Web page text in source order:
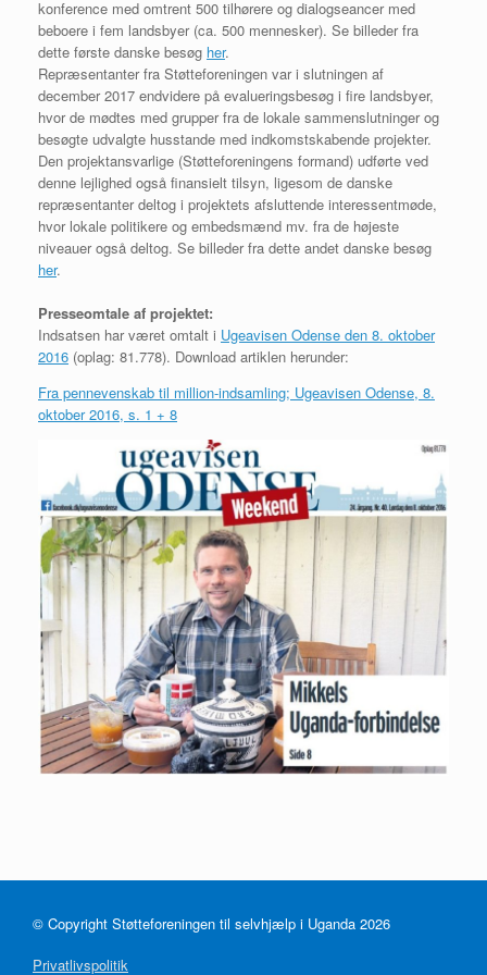
konference med omtrent 500 tilhørere og dialogseancer med
beboere i fem landsbyer (ca. 500 mennesker). Se billeder fra
dette første danske besøg her.
Repræsentanter fra Støtteforeningen var i slutningen af
december 2017 endvidere på evalueringsbesøg i fire landsbyer,
hvor de mødtes med grupper fra de lokale sammenslutninger og
besøgte udvalgte husstande med indkomstskabende projekter.
Den projektansvarlige (Støtteforeningens formand) udførte ved
denne lejlighed også finansielt tilsyn, ligesom de danske
repræsentanter deltog i projektets afsluttende interessentmøde,
hvor lokale politikere og embedsmænd mv. fra de højeste
niveauer også deltog. Se billeder fra dette andet danske besøg
her.
Presseomtale af projektet:
Indsatsen har været omtalt i Ugeavisen Odense den 8. oktober
2016 (oplag: 81.778). Download artiklen herunder:
Fra pennevenskab til million-indsamling; Ugeavisen Odense, 8.
oktober 2016, s. 1 + 8
© Copyright Støtteforeningen til selvhjælp i Uganda 2026
Privatlivspolitik